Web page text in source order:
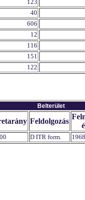
123
40
606
12
116
151
122
Belterület
Feldolgozás
D ITR form. 1968